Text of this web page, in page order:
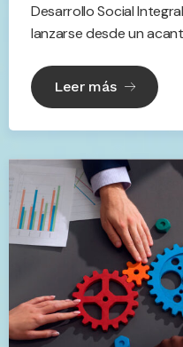
Desarrollo Social
lanzarse desde un
Leer más